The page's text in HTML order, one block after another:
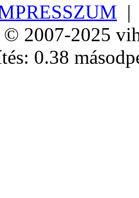
2007-2025
0.38